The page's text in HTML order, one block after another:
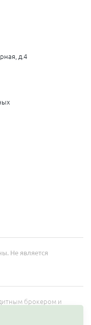
д.4
Не является
брокером и
Полные условия услуг